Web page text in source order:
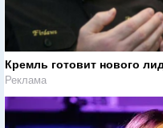
Кремль готовит нового
Реклама